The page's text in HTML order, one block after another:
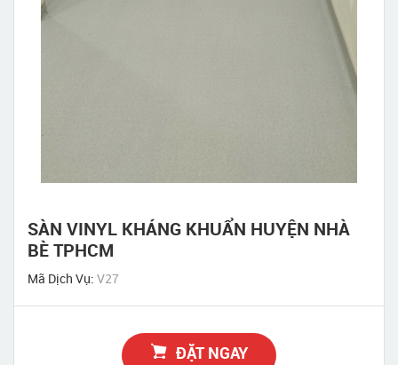
SÀN VINYL KHÁNG KHUẨN HUYỆN NHÀ
BÈ TPHCM
Mã Dịch Vụ: V27
ĐẶT NGAY